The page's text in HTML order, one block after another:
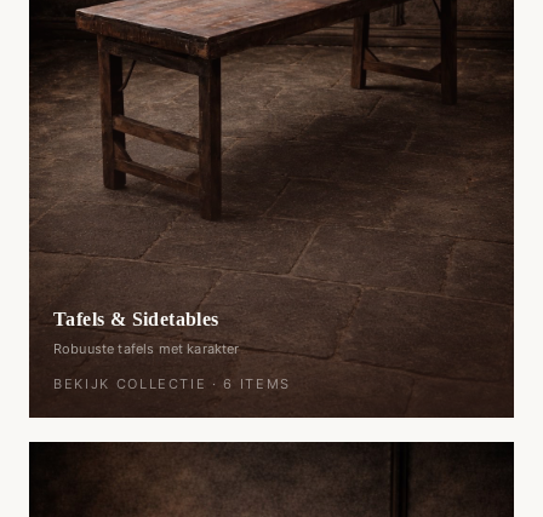
Tafels & Sidetables
Robuuste tafels met karakter
BEKIJK COLLECTIE ·6 ITEMS